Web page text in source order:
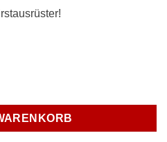
Audi 5 Zylinder 10V / 20V